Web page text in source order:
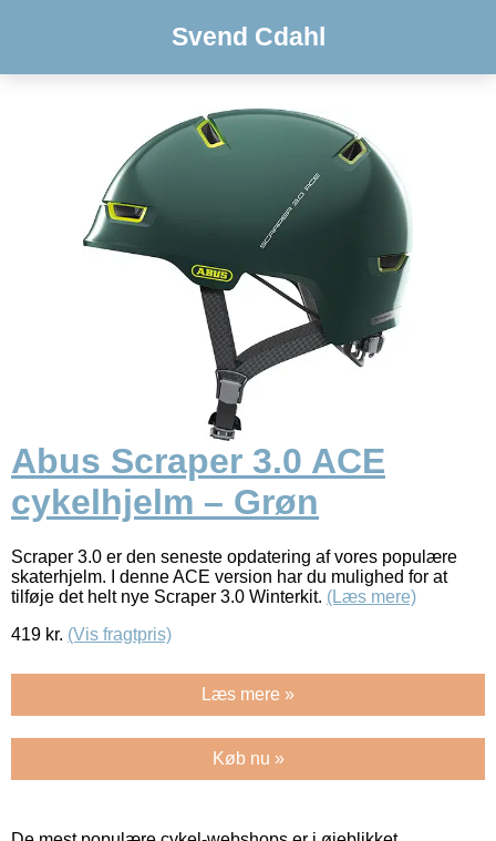
Svend Cdahl
Abus Scraper 3.0 ACE
cykelhjelm – Grøn
Scraper 3.0 er den seneste opdatering af vores populære
skaterhjelm. I denne ACE version har du mulighed for at
tilføje det helt nye Scraper 3.0 Winterkit. (Læs mere)
419 kr. (Vis fragtpris)
Læs mere »
Køb nu »